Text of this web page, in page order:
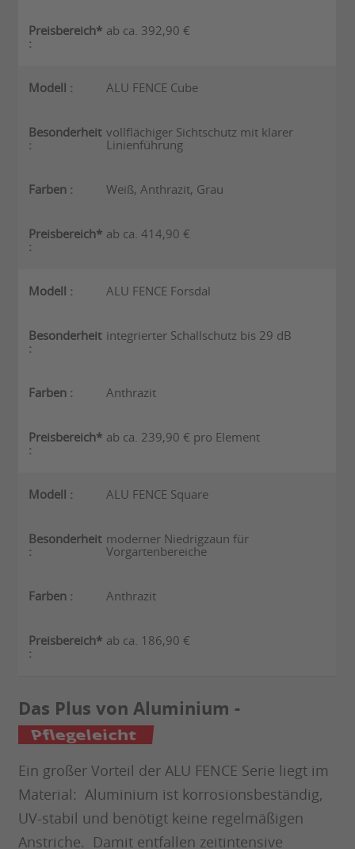
ab ca. 392,90 €
ALU FENCE Cube
vollflächiger Sichtschutz mit klarer
Linienführung
Weiß, Anthrazit, Grau
ab ca. 414,90 €
ALU FENCE Forsdal
integrierter Schallschutz bis 29 dB
Anthrazit
ab ca. 239,90 € pro Element
ALU FENCE Square
moderner Niedrigzaun für
Vorgartenbereiche
Anthrazit
ab ca. 186,90 €
Das Plus von Aluminium -
witterungsbeständig
Ein großer Vorteil der ALU FENCE Serie liegt im
Material: Aluminium ist korrosionsbeständig,
UV-stabil und benötigt keine regelmäßigen
Anstriche. Damit entfallen zeitintensive